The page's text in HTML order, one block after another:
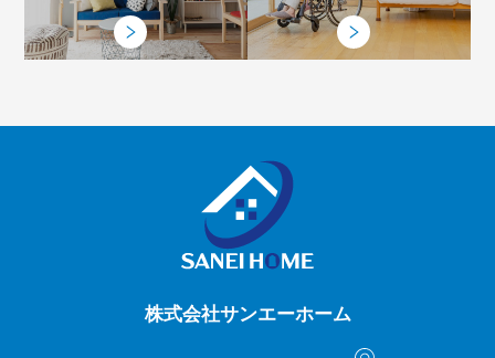
株式会社サンエーホーム